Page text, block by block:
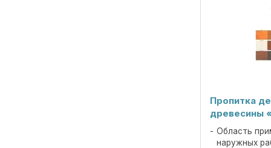
Пропитка
древесины
Область
наружных